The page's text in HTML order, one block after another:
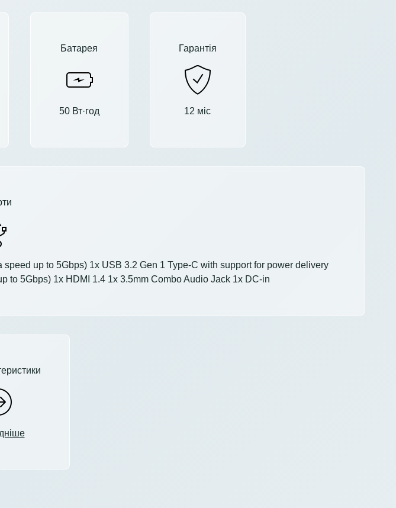
Батарея
50 Вт·год
Гарантія
12 міс
up to 5Gbps) 1x USB 3.2 Gen 1 Type-C with support for power delivery
to 5Gbps) 1x HDMI 1.4 1x 3.5mm Combo Audio Jack 1x DC-in